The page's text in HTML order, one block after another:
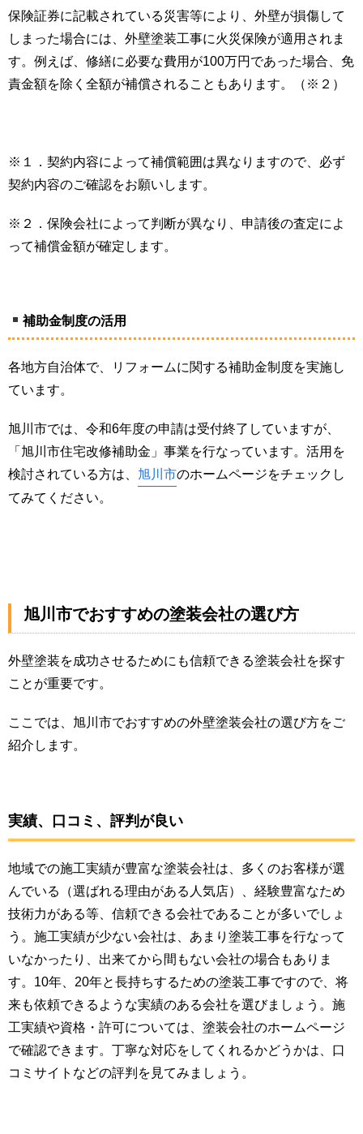
保険証券に記載されている災害等により、外壁が損傷して
しまった場合には、外壁塗装工事に火災保険が適用されま
す。例えば、修繕に必要な費用が100万円であった場合、免
責金額を除く全額が補償されることもあります。（※２）
※１．契約内容によって補償範囲は異なりますので、必ず
契約内容のご確認をお願いします。
※２．保険会社によって判断が異なり、申請後の査定によ
って補償金額が確定します。
補助金制度の活用
各地方自治体で、リフォームに関する補助金制度を実施し
ています。
旭川市では、令和6年度の申請は受付終了していますが、
「旭川市住宅改修補助金」事業を行なっています。活用を
検討されている方は、 旭川市のホームページをチェックし
てみてください。
旭川市でおすすめの塗装会社の選び方
外壁塗装を成功させるためにも信頼できる塗装会社を探す
ことが重要です。
ここでは、旭川市でおすすめの外壁塗装会社の選び方をご
紹介します。
実績、口コミ、評判が良い
地域での施工実績が豊富な塗装会社は、多くのお客様が選
んでいる（選ばれる理由がある人気店）、経験豊富なため
技術力がある等、信頼できる会社であることが多いでしょ
う。施工実績が少ない会社は、あまり塗装工事を行なって
いなかったり、出来てから間もない会社の場合もありま
す。10年、20年と長持ちするための塗装工事ですので、将
来も依頼できるような実績のある会社を選びましょう。施
工実績や資格・許可については、塗装会社のホームページ
で確認できます。丁寧な対応をしてくれるかどうかは、口
コミサイトなどの評判を見てみましょう。